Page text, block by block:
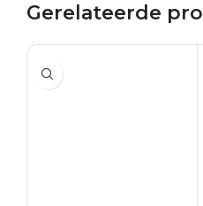
Gerelateerde
0.5 L